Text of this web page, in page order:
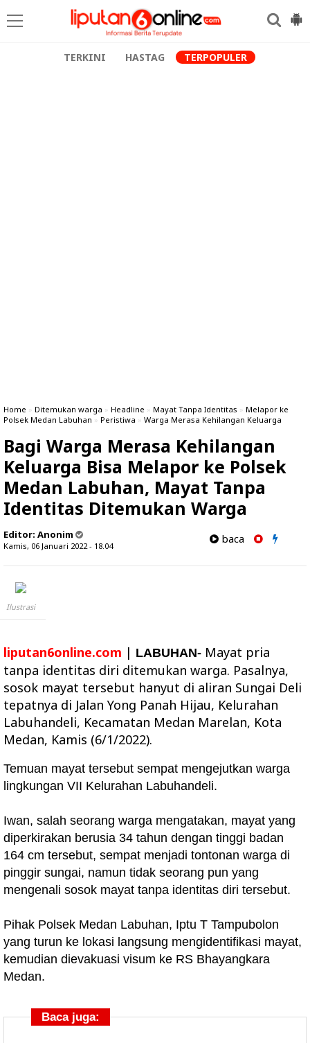
TERKINI HASTAG TERPOPULER
Home » Ditemukan warga » Headline » Mayat Tanpa Identitas » Melapor ke
Polsek Medan Labuhan » Peristiwa » Warga Merasa Kehilangan Keluarga
Bagi Warga Merasa Kehilangan
Keluarga Bisa Melapor ke Polsek
Medan Labuhan, Mayat Tanpa
Identitas Ditemukan Warga
Editor: Anonim
Kamis, 06 Januari 2022 - 18.04
baca
Ilustrasi
liputan6online.com | LABUHAN- Mayat pria
tanpa identitas diri ditemukan warga. Pasalnya,
sosok mayat tersebut hanyut di aliran Sungai Deli
tepatnya di Jalan Yong Panah Hijau, Kelurahan
Labuhandeli, Kecamatan Medan Marelan, Kota
Medan, Kamis (6/1/2022).
Temuan mayat tersebut sempat mengejutkan warga
lingkungan VII Kelurahan Labuhandeli.
Iwan, salah seorang warga mengatakan, mayat yang
diperkirakan berusia 34 tahun dengan tinggi badan
164 cm tersebut, sempat menjadi tontonan warga di
pinggir sungai, namun tidak seorang pun yang
mengenali sosok mayat tanpa identitas diri tersebut.
Pihak Polsek Medan Labuhan, Iptu T Tampubolon
yang turun ke lokasi langsung mengidentifikasi mayat,
kemudian dievakuasi visum ke RS Bhayangkara
Medan.
Baca juga: